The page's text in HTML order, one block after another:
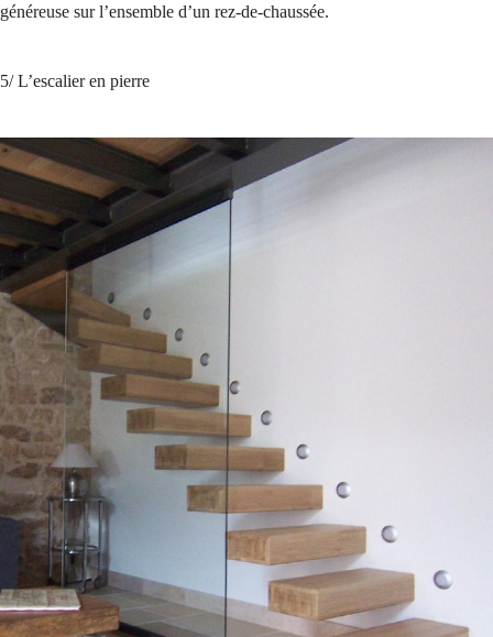
généreuse sur l’ensemble d’un rez-de-chaussée.
5/ L’escalier en pierre